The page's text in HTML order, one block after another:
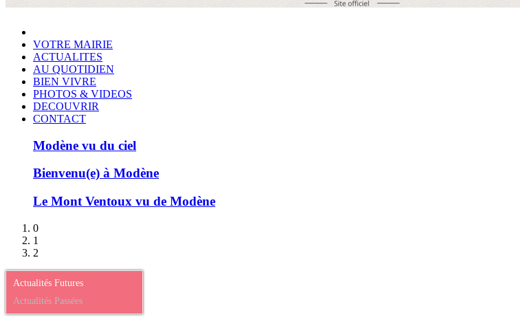
VOTRE MAIRIE
ACTUALITES
AU QUOTIDIEN
BIEN VIVRE
PHOTOS & VIDEOS
DECOUVRIR
CONTACT
Modène vu du ciel
Bienvenu(e) à Modène
Le Mont Ventoux vu de Modène
0
1
2
Actualités Futures
Actualités Passées